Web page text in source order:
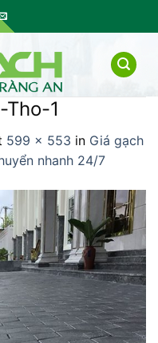
1
599 × 553 in Giá gạch
nhanh 24/7